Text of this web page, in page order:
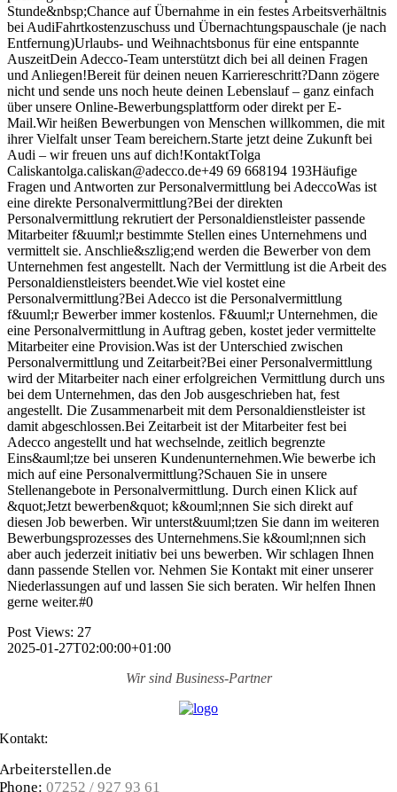
Stunde&nbsp;Chance auf Übernahme in ein festes Arbeitsverhältnis
bei AudiFahrtkostenzuschuss und Übernachtungspauschale (je nach
Entfernung)Urlaubs- und Weihnachtsbonus für eine entspannte
AuszeitDein Adecco-Team unterstützt dich bei all deinen Fragen
und Anliegen!Bereit für deinen neuen Karriereschritt?Dann zögere
nicht und sende uns noch heute deinen Lebenslauf – ganz einfach
über unsere Online-Bewerbungsplattform oder direkt per E-
Mail.Wir heißen Bewerbungen von Menschen willkommen, die mit
ihrer Vielfalt unser Team bereichern.Starte jetzt deine Zukunft bei
Audi – wir freuen uns auf dich!KontaktTolga
Caliskantolga.caliskan@adecco.de+49 69 668194 193Häufige
Fragen und Antworten zur Personalvermittlung bei AdeccoWas ist
eine direkte Personalvermittlung?Bei der direkten
Personalvermittlung rekrutiert der Personaldienstleister passende
Mitarbeiter f&uuml;r bestimmte Stellen eines Unternehmens und
vermittelt sie. Anschlie&szlig;end werden die Bewerber von dem
Unternehmen fest angestellt. Nach der Vermittlung ist die Arbeit des
Personaldienstleisters beendet.Wie viel kostet eine
Personalvermittlung?Bei Adecco ist die Personalvermittlung
f&uuml;r Bewerber immer kostenlos. F&uuml;r Unternehmen, die
eine Personalvermittlung in Auftrag geben, kostet jeder vermittelte
Mitarbeiter eine Provision.Was ist der Unterschied zwischen
Personalvermittlung und Zeitarbeit?Bei einer Personalvermittlung
wird der Mitarbeiter nach einer erfolgreichen Vermittlung durch uns
bei dem Unternehmen, das den Job ausgeschrieben hat, fest
angestellt. Die Zusammenarbeit mit dem Personaldienstleister ist
damit abgeschlossen.Bei Zeitarbeit ist der Mitarbeiter fest bei
Adecco angestellt und hat wechselnde, zeitlich begrenzte
Eins&auml;tze bei unseren Kundenunternehmen.Wie bewerbe ich
mich auf eine Personalvermittlung?Schauen Sie in unsere
Stellenangebote in Personalvermittlung. Durch einen Klick auf
&quot;Jetzt bewerben&quot; k&ouml;nnen Sie sich direkt auf
diesen Job bewerben. Wir unterst&uuml;tzen Sie dann im weiteren
Bewerbungsprozesses des Unternehmens.Sie k&ouml;nnen sich
aber auch jederzeit initiativ bei uns bewerben. Wir schlagen Ihnen
dann passende Stellen vor. Nehmen Sie Kontakt mit einer unserer
Niederlassungen auf und lassen Sie sich beraten. Wir helfen Ihnen
gerne weiter.#0
Post Views: 27
2025-01-27T02:00:00+01:00
Wir sind Business-Partner
Kontakt:
Arbeiterstellen.de
Phone: 07252 / 927 93 61